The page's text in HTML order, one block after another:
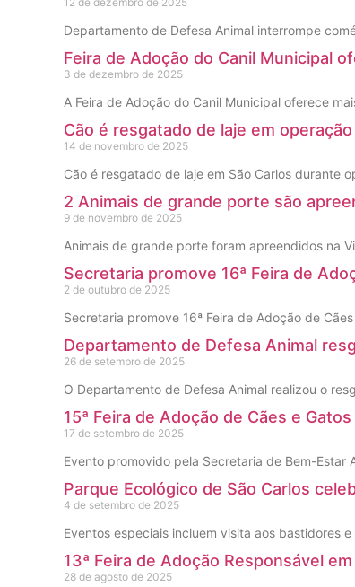
Departamento de Defesa Animal interrompe
Feira de Adoção do Canil Municipal
3 de dezembro de 2025
A Feira de Adoção do Canil Municipal oferece
Cão é resgatado de laje em
14 de novembro de 2025
Cão é resgatado de laje em São Carlos durante
2 Animais de grande porte são
9 de novembro de 2025
Animais de grande porte foram apreendidos na
Secretaria promove 16ª Feira de
2 de outubro de 2025
Secretaria promove 16ª Feira de Adoção de
Departamento de Defesa Animal
26 de setembro de 2025
O Departamento de Defesa Animal realizou o
15ª Feira de Adoção de Cães e
17 de setembro de 2025
Evento promovido pela Secretaria de Bem-
Parque Ecológico de São Carlos
4 de setembro de 2025
Eventos especiais incluem visita aos bastidores
13ª Feira de Adoção Responsável
28 de agosto de 2025